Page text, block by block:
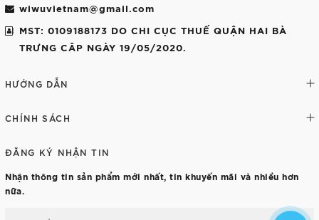
wiwuvietnam@gmail.com
MST: 0109188173 DO CHI CỤC THUẾ QUẬN HAI BÀ
TRƯNG CÂP NGÀY 19/05/2020.
HƯỚNG DẪN
CHÍNH SÁCH
ĐĂNG KÝ NHẬN TIN
Nhận thông tin sản phẩm mới nhất, tin khuyến mãi và nhiều hơn
nữa.